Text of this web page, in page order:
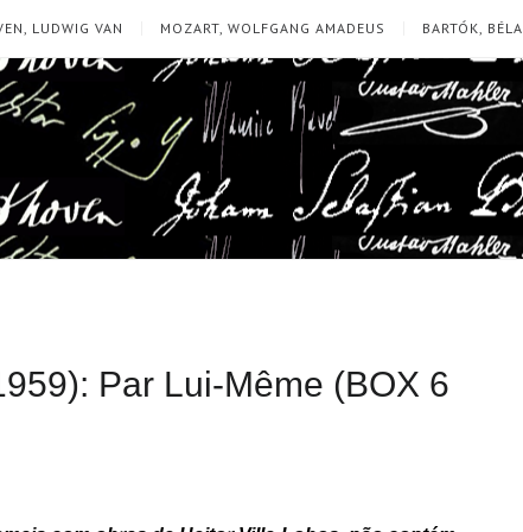
LUDWIG VAN MOZART, WOLFGANG AMADEUS BARTÓK, BÉLA
Par Lui-Même (BOX 6